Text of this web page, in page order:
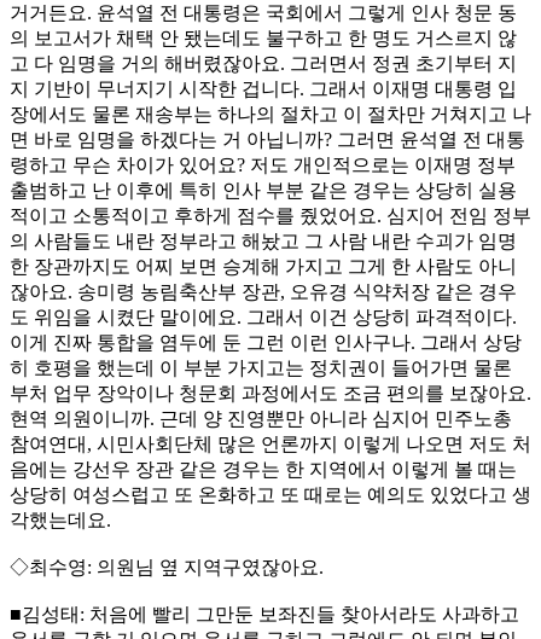
거거든요. 윤석열 전 대통령은 국회에서 그렇게 인사 청문 동
의 보고서가 채택 안 됐는데도 불구하고 한 명도 거스르지 않
고 다 임명을 거의 해버렸잖아요. 그러면서 정권 초기부터 지
지 기반이 무너지기 시작한 겁니다. 그래서 이재명 대통령 입
장에서도 물론 재송부는 하나의 절차고 이 절차만 거쳐지고 나
면 바로 임명을 하겠다는 거 아닙니까? 그러면 윤석열 전 대통
령하고 무슨 차이가 있어요? 저도 개인적으로는 이재명 정부
출범하고 난 이후에 특히 인사 부분 같은 경우는 상당히 실용
적이고 소통적이고 후하게 점수를 줬었어요. 심지어 전임 정부
의 사람들도 내란 정부라고 해놨고 그 사람 내란 수괴가 임명
한 장관까지도 어찌 보면 승계해 가지고 그게 한 사람도 아니
잖아요. 송미령 농림축산부 장관, 오유경 식약처장 같은 경우
도 위임을 시켰단 말이에요. 그래서 이건 상당히 파격적이다.
이게 진짜 통합을 염두에 둔 그런 이런 인사구나. 그래서 상당
히 호평을 했는데 이 부분 가지고는 정치권이 들어가면 물론
부처 업무 장악이나 청문회 과정에서도 조금 편의를 보잖아요.
현역 의원이니까. 근데 양 진영뿐만 아니라 심지어 민주노총
참여연대, 시민사회단체 많은 언론까지 이렇게 나오면 저도 처
음에는 강선우 장관 같은 경우는 한 지역에서 이렇게 볼 때는
상당히 여성스럽고 또 온화하고 또 때로는 예의도 있었다고 생
각했는데요.
◇최수영: 의원님 옆 지역구였잖아요.
■김성태: 처음에 빨리 그만둔 보좌진들 찾아서라도 사과하고